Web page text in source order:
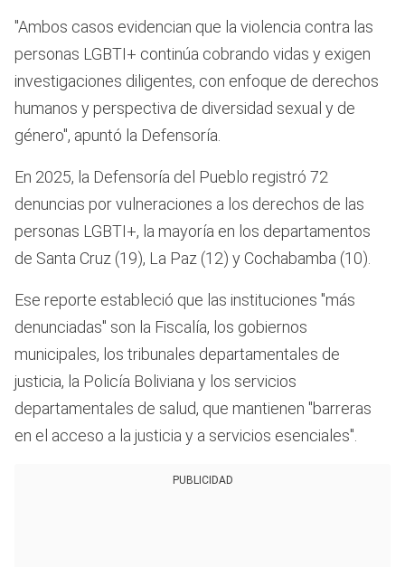
"Ambos casos evidencian que la violencia contra las
personas LGBTI+ continúa cobrando vidas y exigen
investigaciones diligentes, con enfoque de derechos
humanos y perspectiva de diversidad sexual y de
género", apuntó la Defensoría.
En 2025, la Defensoría del Pueblo registró 72
denuncias por vulneraciones a los derechos de las
personas LGBTI+, la mayoría en los departamentos
de Santa Cruz (19), La Paz (12) y Cochabamba (10).
Ese reporte estableció que las instituciones "más
denunciadas" son la Fiscalía, los gobiernos
municipales, los tribunales departamentales de
justicia, la Policía Boliviana y los servicios
departamentales de salud, que mantienen "barreras
en el acceso a la justicia y a servicios esenciales".
PUBLICIDAD